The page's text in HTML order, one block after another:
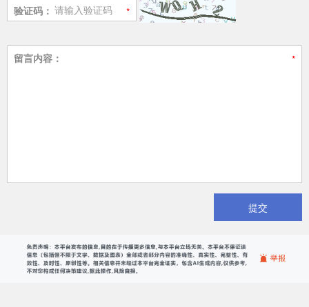
验证码：
留言内容：
提交